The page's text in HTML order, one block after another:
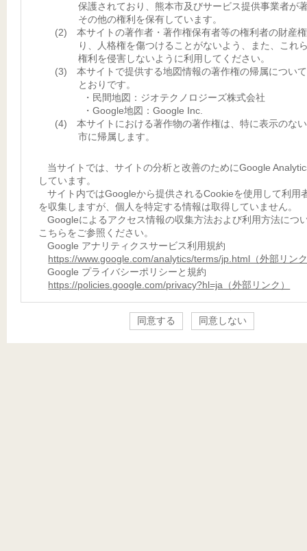
保護されており、熊本市及びサービス提供事業者が
その他の権利を保有しています。
(2) 本サイトの著作者・著作権保有者等の権利者の財産
り、人格権を傷つけることがないよう、また、これ
権利を侵害しないように利用してください。
(3) 本サイトで提供する地図情報の著作権の帰属につい
とおりです。
・民間地図：ジオテクノロジーズ株式会社
・Google地図：Google Inc.
(4) 本サイトにおける著作物の著作権は、特に表示のな
市に帰属します。
当サイトでは、サイトの分析と改善のためにGoogle
しています。
サイト内ではGoogleから提供されるCookieを使用して利用
を収集しますが、個人を特定する情報は取得していません。
Googleによるアクセス情報の収集方法および利用方法につ
こちらをご参照ください。
Google アナリティクスサービス利用規約
https://www.google.com/analytics/terms/jp.html（外部リン
Google プライバシーポリシーと規約
https://policies.google.com/privacy?hl=ja（外部リンク）
同意する 同意しない